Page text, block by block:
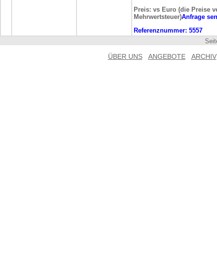
Preis: vs Euro (die Preise
Mehrwertsteuer)Anfrage
Referenznummer: 5557
ÜBER UNS ANGEBOTE ARCHIV